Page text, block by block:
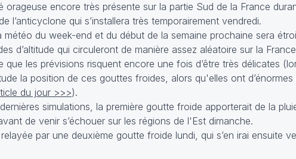
orageuse encore très présente sur la partie Sud de la France
l’anticyclone qui s’installera très temporairement vendredi.
météo du week-end et du début de la semaine prochaine sera
d’altitude qui circuleront de manière assez aléatoire sur la
que les prévisions risquent encore une fois d’être très délicates
la position de ces gouttes froides, alors qu'elles ont
du jour >>>).
simulations, la première goutte froide apporterait de la
de venir s’échouer sur les régions de l'Est dimanche.
par une deuxième goutte froide lundi, qui s’en irai ensuite